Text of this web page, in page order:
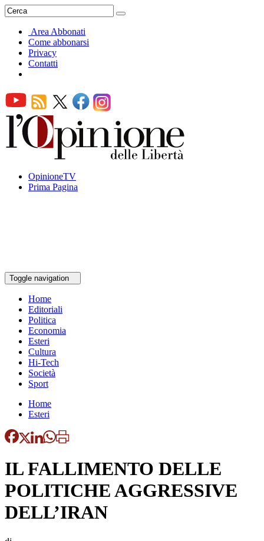
Area Abbonati
Come abbonarsi
Privacy
Contatti
OpinioneTV
Prima Pagina
Toggle navigation
Home
Editoriali
Politica
Economia
Esteri
Cultura
Hi-Tech
Società
Sport
Home
Esteri
IL FALLIMENTO DELLE
POLITICHE AGGRESSIVE
DELL’IRAN